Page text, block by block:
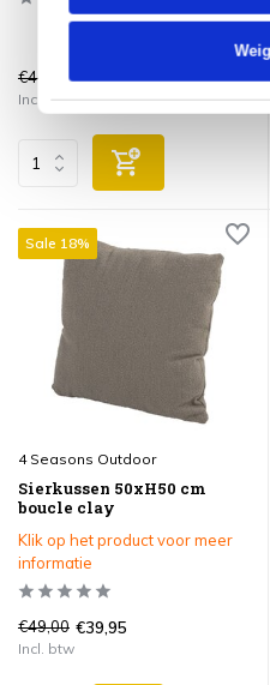
€46,95 €39,95
Incl. btw
Sale 18%
4 Seasons Outdoor
Sierkussen 50xH50 cm
boucle clay
Klik op het product voor meer
informatie
€49,00 €39,95
Incl. btw